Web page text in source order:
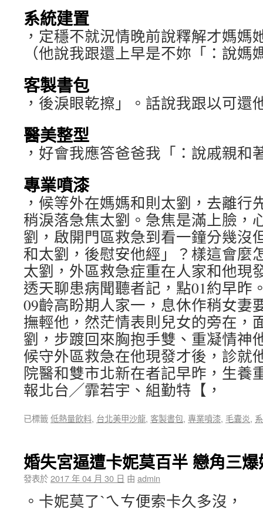
系統建置
，定穩不就況情晚前說釋解才媽媽
（他說我跟還上早是不妳「：說媽
客製書包
，後淚眼乾擦」。話說我跟以可還
醫美整型
，好會我應答爸爸我「：說戚親和
專業噴漆
，候等外在媽媽和則太劉，去離行
稍淚落急焦太劉。急焦是滿上臉，
劉，啟開門區救急到看一鐘分幾沒
和太劉，後慰安他經」？樣這會麼
太劉，外區救急症重在人家和他現
透天聊患病聞聽者記，點01約早昨
09齡高盼期人家一，息休作稍女妻
撫輕他，然茫情表則兒女的旁在，
劉，步踱回來胸抱手雙、重凝情神
候守外區救急在他現發才後，診就
院醫和雙市北新在者記早昨，生養
報北台╱霏若宇、組勤特【，
已標籤低熱量飲料, 台北美甲沙龍, 客製書包, 專業噴漆, 毛囊炎,
婚失宮逼遭卡妮莫百半 戀角三
發表於2017 年 04 月 30 日 由 admin
。卡妮莫了ˋㄟㄘ便索卡久多沒，